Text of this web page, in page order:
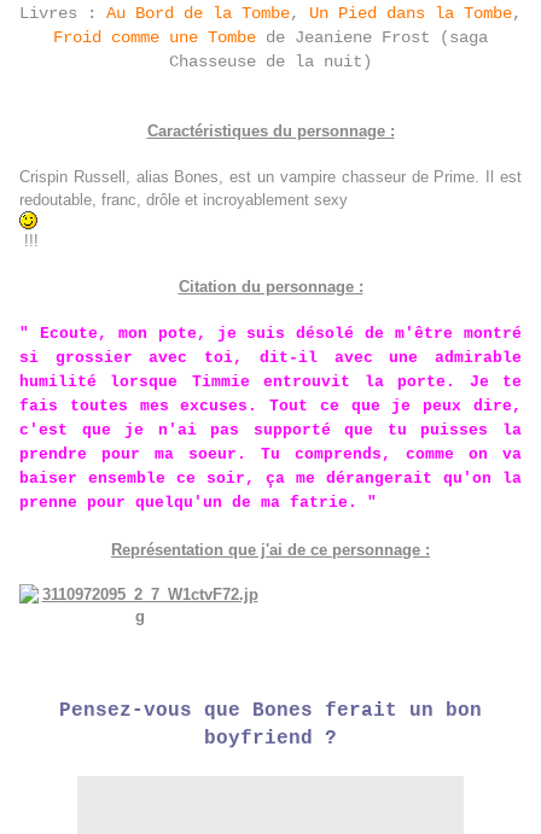
Livres : Au Bord de la Tombe, Un Pied dans la Tombe,
Froid comme une Tombe de Jeaniene Frost (saga
Chasseuse de la nuit)
Caractéristiques du personnage :
Crispin Russell, alias Bones, est un vampire chasseur de Prime. Il est
redoutable, franc, drôle et incroyablement sexy
!!!
Citation du personnage :
" Ecoute, mon pote, je suis désolé de m'être montré
si grossier avec toi, dit-il avec une admirable
humilité lorsque Timmie entrouvit la porte. Je te
fais toutes mes excuses. Tout ce que je peux dire,
c'est que je n'ai pas supporté que tu puisses la
prendre pour ma soeur. Tu comprends, comme on va
baiser ensemble ce soir, ça me dérangerait qu'on la
prenne pour quelqu'un de ma fatrie. "
Représentation que j'ai de ce personnage :
Pensez-vous que Bones ferait un bon
boyfriend ?